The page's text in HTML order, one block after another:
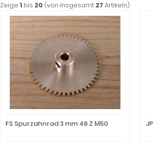
Zeige 1 bis 20 (von insgesamt 27 Artikeln)
FS Spurzahnrad 3 mm 48 Z M50